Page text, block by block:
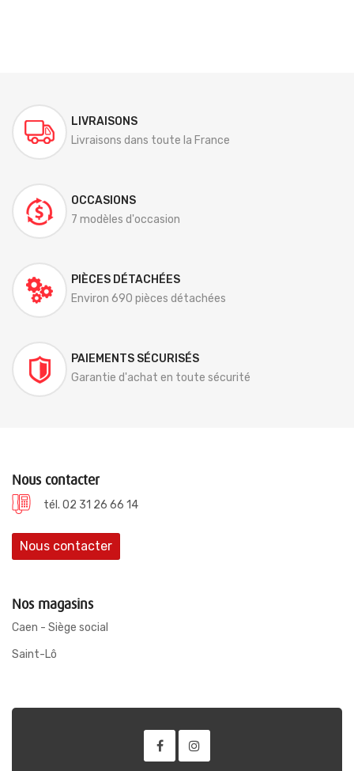
LIVRAISONS
Livraisons dans toute la France
OCCASIONS
7 modèles d'occasion
PIÈCES DÉTACHÉES
Environ 690 pièces détachées
PAIEMENTS SÉCURISÉS
Garantie d'achat en toute sécurité
Nous contacter
tél. 02 31 26 66 14
Nous contacter
Nos magasins
Caen - Siège social
Saint-Lô